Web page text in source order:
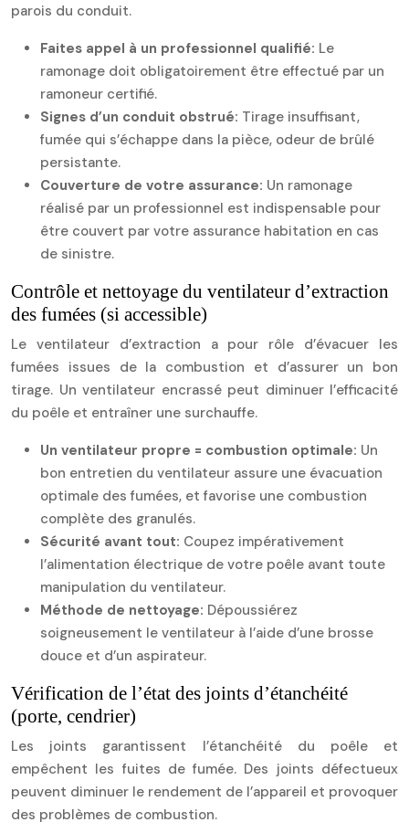
parois du conduit.
Faites appel à un professionnel qualifié: Le
ramonage doit obligatoirement être effectué par un
ramoneur certifié.
Signes d’un conduit obstrué: Tirage insuffisant,
fumée qui s’échappe dans la pièce, odeur de brûlé
persistante.
Couverture de votre assurance: Un ramonage
réalisé par un professionnel est indispensable pour
être couvert par votre assurance habitation en cas
de sinistre.
Contrôle et nettoyage du ventilateur d’extraction
des fumées (si accessible)
Le ventilateur d’extraction a pour rôle d’évacuer les
fumées issues de la combustion et d’assurer un bon
tirage. Un ventilateur encrassé peut diminuer l’efficacité
du poêle et entraîner une surchauffe.
Un ventilateur propre = combustion optimale: Un
bon entretien du ventilateur assure une évacuation
optimale des fumées, et favorise une combustion
complète des granulés.
Sécurité avant tout: Coupez impérativement
l’alimentation électrique de votre poêle avant toute
manipulation du ventilateur.
Méthode de nettoyage: Dépoussiérez
soigneusement le ventilateur à l’aide d’une brosse
douce et d’un aspirateur.
Vérification de l’état des joints d’étanchéité
(porte, cendrier)
Les joints garantissent l’étanchéité du poêle et
empêchent les fuites de fumée. Des joints défectueux
peuvent diminuer le rendement de l’appareil et provoquer
des problèmes de combustion.